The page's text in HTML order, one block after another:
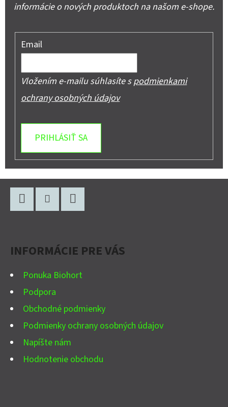
informácie o nových produktoch na našom e-shope.
Email
Vložením e-mailu súhlasíte spodmienkami
ochrany osobných údajov
PRIHLÁSIŤ SA
INFORMÁCIE PRE VÁS
Ponuka Biohort
Podpora
Obchodné podmienky
Podmienky ochrany osobných údajov
Napíšte nám
Hodnotenie obchodu